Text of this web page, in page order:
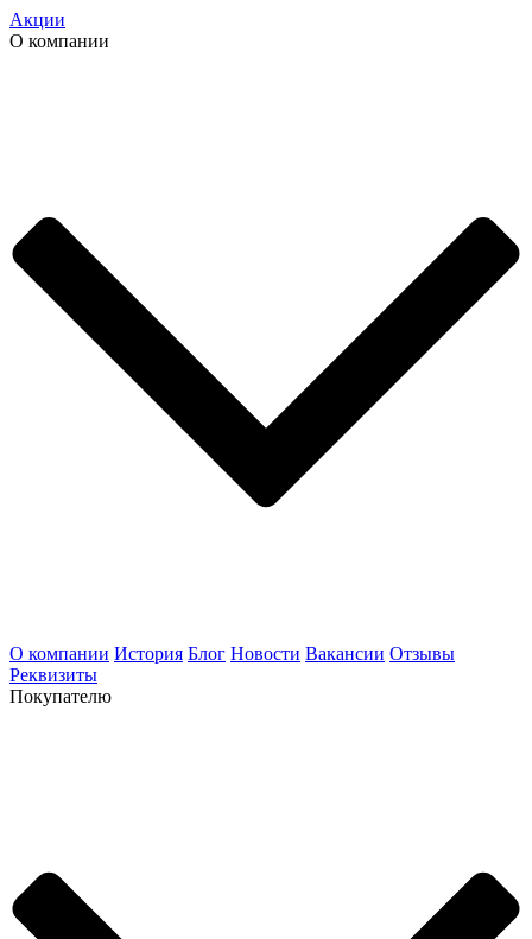
Акции
О компании
О компании История Блог Новости Вакансии Отзывы
Реквизиты
Покупателю